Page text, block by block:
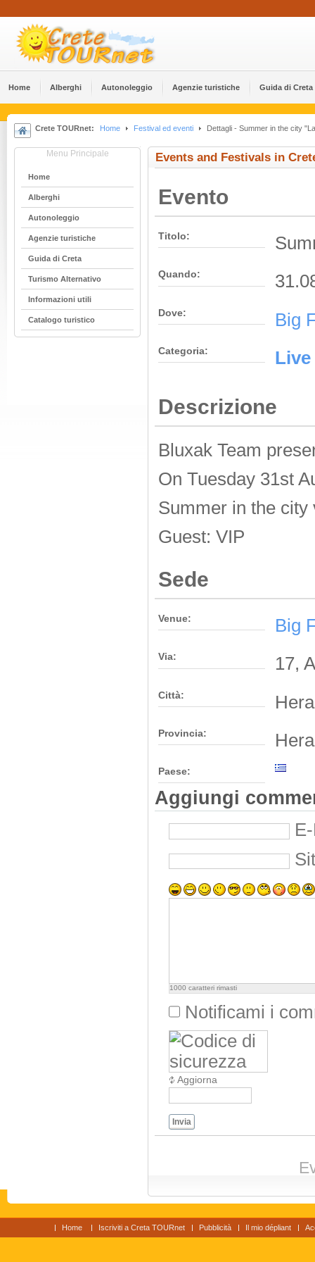
Home Alberghi Αutonoleggio Agenzie turistiche Guida di Creta
Crete TOURnet: Home Festival ed eventi Dettagli - Summer in the city
Menu Principale
Home
Alberghi
Αutonoleggio
Agenzie turistiche
Guida di Creta
Turismo Alternativo
Informazioni utili
Catalogo turistico
Events and Festivals in
Evento
Titolo:
Quando:
Dove: Big
Categoria: Live
Descrizione
Bluxak Team
On Tuesday 31st
Summer in the city
Guest: VIP
Sede
Venue: Big
Via: 17,
Città:
Provincia:
Paese:
Aggiungi
1000 caratteri rimasti
Notificami i
Aggiorna
Invia
Home Iscriviti a Creta TOURnet Pubblicità Il mio dépliant